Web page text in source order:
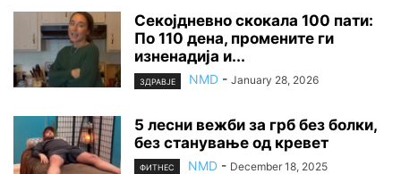
Секојдневно скокала 100 пати:
По 110 дена, промените ги
изненадија и...
ЗДРАВЈЕ NMD - January 28, 2026
5 лесни вежби за грб без болки,
без станување од кревет
ФИТНЕС NMD - December 18, 2025